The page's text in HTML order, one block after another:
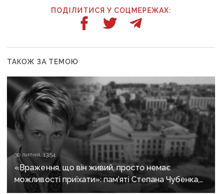
ПОДІЛИТИСЯ У СОЦМЕРЕЖАХ:
ТАКОЖ ЗА ТЕМОЮ
30 липня, 13:54
«Враження, що він живий, просто немає
можливості приїхати»: пам’яті Степана Чубенка,
якого закатували бойовики за любов до України